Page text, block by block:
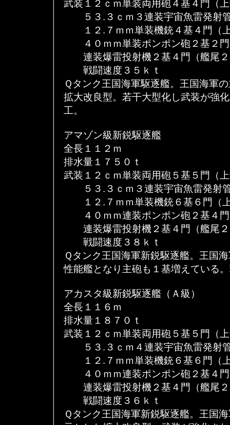
武装１２ｃｍ単装両用砲４基４門（
５３.３ｃｍ３連装宇宙魚雷発射
１２.７ｍｍ単装機銃４基４門（
４０ｍｍ単装ポンポン砲２基２門
連装爆雷投射機２基４門（艦尾２
戦闘速度３５ｋｔ
Ｑタンク王国海軍駆逐艦。王国海軍
拡大改良型。若干大型化し武装が強
工。
アマゾン級新鋭駆逐艦
全長１１２ｍ
排水量１７５０ｔ
武装１２ｃｍ単装両用砲５基５門（
５３.３ｃｍ３連装宇宙魚雷発射
１２.７ｍｍ単装機銃６基６門（
４０ｍｍ連装ポンポン砲２基４門
連装爆雷投射機２基４門（艦尾２
戦闘速度３８ｋｔ
Ｑタンク王国海軍新鋭駆逐艦。王国
性能艦となり主砲も１基増えている
アカスタ級新鋭駆逐艦（Ａ級）
全長１１６ｍ
排水量１８７０ｔ
武装１２ｃｍ単装両用砲５基５門（
５３.３ｃｍ４連装宇宙魚雷発射
１２.７ｍｍ単装機銃６基６門（
４０ｍｍ連装ポンポン砲２基４門
連装爆雷投射機２基４門（艦尾２
戦闘速度３６ｋｔ
Ｑタンク王国海軍新鋭駆逐艦。王国